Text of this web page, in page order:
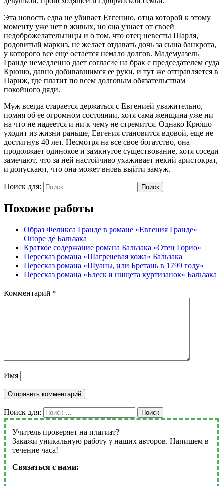
Эта новость едва не убивает Евгению, отца которой к этому
моменту уже нет в живых, но она узнает от своей
недоброжелательницы и о том, что отец невесты Шарля,
родовитый маркиз, не желает отдавать дочь за сына банкрота,
у которого все еще остается немало долгов. Мадемуазель
Гранде немедленно дает согласие на брак с председателем суда
Крюшо, давно добивавшимся ее руки, и тут же отправляется в
Париж, где платит по всем долговым обязательствам
покойного дяди.
Муж всегда старается держаться с Евгенией уважительно,
помня об ее огромном состоянии, хотя сама женщина уже ни
на что не надеется и ни к чему не стремится. Однако Крюшо
уходит из жизни раньше, Евгения становится вдовой, еще не
достигнув 40 лет. Несмотря на все свое богатство, она
продолжает одинокое и замкнутое существование, хотя соседи
замечают, что за ней настойчиво ухаживает некий аристократ,
и допускают, что она может вновь выйти замуж.
Поиск для: Поиск
Похожие работы
Образ Феликса Гранде в романе «Евгения Гранде»
Оноре де Бальзака
Краткое содержание романа Бальзака «Отец Горио»
Пересказ романа «Шагреневая кожа» Бальзака
Пересказ романа «Шуаны, или Бретань в 1799 году»
Пересказ романа «Блеск и нищета куртизанок» Бальзака
Комментарий *
Имя
Поиск для: Поиск
Учитель проверяет на плагиат?
Закажи уникальную работу у наших авторов. Напишем в
течение часа!
Связаться с нами: